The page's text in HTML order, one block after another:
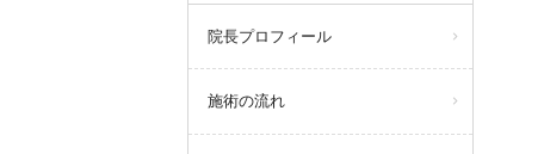
院長プロフィール
施術の流れ